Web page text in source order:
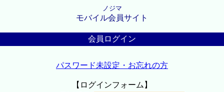
ノジマ
モバイル会員サイト
会員ログイン
パスワード未設定・お忘れの方
【ログインフォーム】